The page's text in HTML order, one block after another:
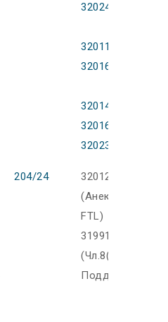
32024R2076
32011R1332,
32016R0583
32014R0452,
32016R1158
32023R0659
204/24
32012R0965
(Анекс III
FTL)
31991R3922
(Чл.8(4) и Анекс
Поддел Q)